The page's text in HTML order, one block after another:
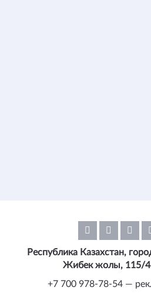
Республика Казахстан,
Жибек жолы, 115/
+7 700 978-78-54 —